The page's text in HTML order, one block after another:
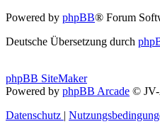
Powered by phpBB® Forum
Deutsche Übersetzung durch
phpBB SiteMaker
Powered by phpBB Arcade © JV-
Datenschutz |